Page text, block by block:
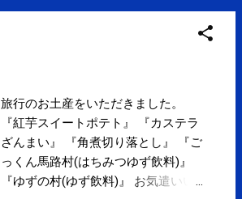
旅行のお土産をいただきました。
『紅芋スイートポテト』 『カステラ
ざんまい』 『角煮切り落とし』 『ご
っくん馬路村(はちみつゆず飲料)』
『ゆずの村(ゆず飲料)』 お気遣いい